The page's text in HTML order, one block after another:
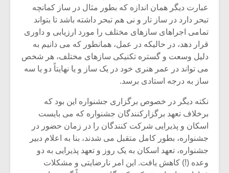
عبارت دیگر همان اندازه که بطور مثال در ساز کمانچه
تبحر دارد در ساز تار و نی هم تبحر داشته باشد تا بتواند
تمامی اجراهای سازهای مختلف را مورد ارزیابی و داوری
قرار دهد، در حالیکه در عمل، همانطور که می دانیم به
دلیل وسعت و گستره تکنیکی سازهای مختلف، هر شخص
می تواند در عمر هنری خود در یک ساز و یا نهایتاً دو یا سه
ساز به درجه استادی برسد.
نکته دیگر در خصوص برگزاری جشنواره این بود که
برخلاف تعهد برگزارکنندگان جشنواره که می بایست
اسکان و پذیرایی شرکت کنندگان را در زمان حضور در
جشنواره، بطور کامل متقبل می شدند، بنا به اعلام دبیر
جشنواره، تعهد اسکان به یک روز و تعهد پذیرایی به دو
وعده (!) کاهش یافت. این امر نارضایتی و مشکلات